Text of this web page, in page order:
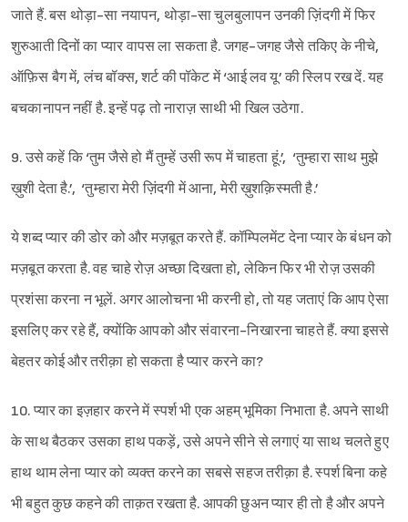
जाते हैं. बस थोड़ा-सा नयापन, थोड़ा-सा चुलबुलापन उनकी ज़िंदगी में फिर
शुरुआती दिनों का प्यार वापस ला सकता है. जगह-जगह जैसे तकिए के नीचे,
ऑफ़िस बैग में, लंच बॉक्स, शर्ट की पॉकेट में ‘आई लव यू’ की स्लिप रख दें. यह
बचकानापन नहीं है. इन्हें पढ़ तो नाराज़ साथी भी खिल उठेगा.
9. उसे कहें कि ‘तुम जैसे हो मैं तुम्हें उसी रूप में चाहता हूं.’, ‘तुम्हारा साथ मुझे
ख़ुशी देता है.’, ‘तुम्हारा मेरी ज़िंदगी में आना, मेरी ख़ुशक़िस्मती है.’
ये शब्द प्यार की डोर को और मज़बूत करते हैं. कॉम्पिलमेंट देना प्यार के बंधन को
मज़बूत करता है. वह चाहे रोज़ अच्छा दिखता हो, लेकिन फिर भी रोज़ उसकी
प्रशंसा करना न भूलें. अगर आलोचना भी करनी हो, तो यह जताएं कि आप ऐसा
इसलिए कर रहे हैं, क्योंकि आपको और संवारना-निखारना चाहते हैं. क्या इससे
बेहतर कोई और तरीक़ा हो सकता है प्यार करने का?
10. प्यार का इज़हार करने में स्पर्श भी एक अहम् भूमिका निभाता है. अपने साथी
के साथ बैठकर उसका हाथ पकड़ें, उसे अपने सीने से लगाएं या साथ चलते हुए
हाथ थाम लेना प्यार को व्यक्त करने का सबसे सहज तरीक़ा है. स्पर्श बिना कहे
भी बहुत कुछ कहने की ताक़त रखता है. आपकी छुअन प्यार ही तो है और अपने